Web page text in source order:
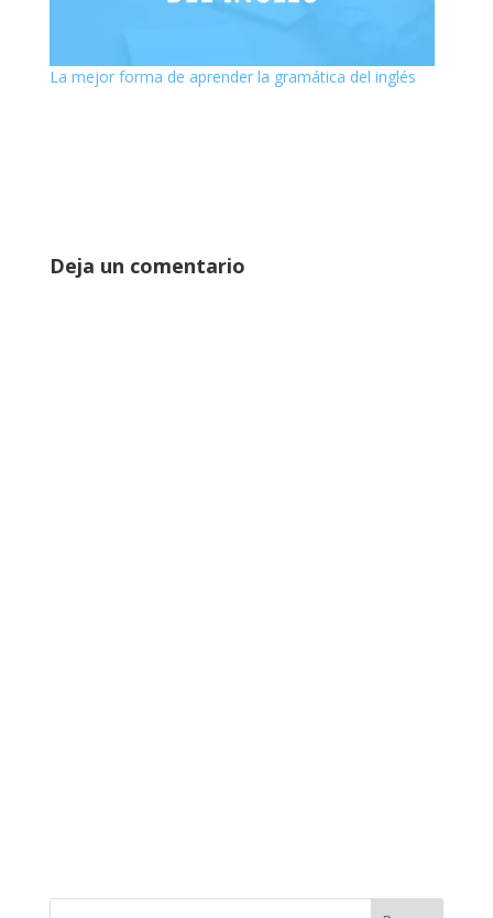
La mejor forma de aprender la gramática del inglés
Deja un comentario